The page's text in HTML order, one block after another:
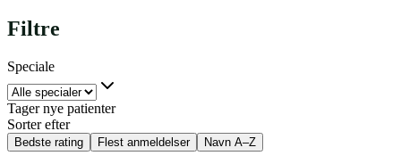
Filtre
Speciale
Tager nye patienter
Sorter efter
Bedste rating Flest anmeldelser Navn A–Z